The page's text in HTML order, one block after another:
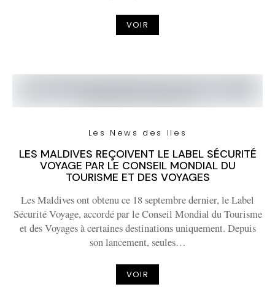
VOIR
Les News des Iles
LES MALDIVES REÇOIVENT LE LABEL SÉCURITÉ
VOYAGE PAR LE CONSEIL MONDIAL DU
TOURISME ET DES VOYAGES
Les Maldives ont obtenu ce 18 septembre dernier, le Label
Sécurité Voyage, accordé par le Conseil Mondial du Tourisme
et des Voyages à certaines destinations uniquement. Depuis
son lancement, seules…
VOIR